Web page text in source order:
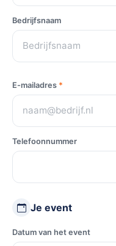
Bedrijfsnaam
E-mailadres *
Telefoonnummer
Je event
Datum van het event